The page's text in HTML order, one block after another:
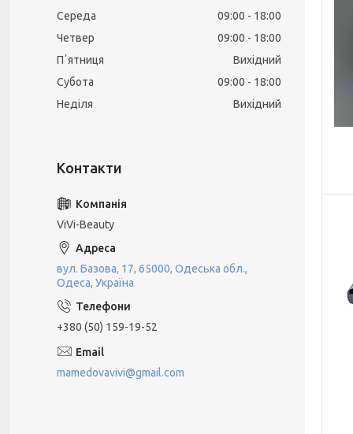
Середа
09:00
18:00
Четвер
09:00
18:00
Пʼятниця
Вихідний
Субота
09:00
18:00
Неділя
Вихідний
ViVi-Beauty
вул. Базова, 17, 65000, Одеська обл.,
Одеса, Україна
+380 (50) 159-19-52
mamedovavivi@gmail.com